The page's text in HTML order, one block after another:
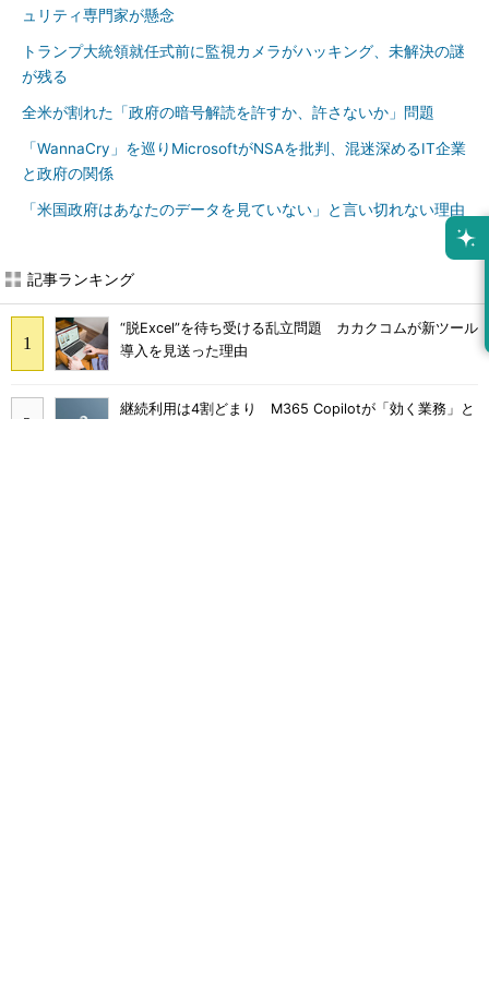
ュリティ専門家が懸念
トランプ大統領就任式前に監視カメラがハッキング、未解決の謎
が残る
全米が割れた「政府の暗号解読を許すか、許さないか」問題
「WannaCry」を巡りMicrosoftがNSAを批判、混迷深めるIT企業
と政府の関係
「米国政府はあなたのデータを見ていない」と言い切れない理由
記事ランキング
“脱Excel”を待ち受ける乱立問題 カカクコムが新ツール
導入を見送った理由
継続利用は4割どまり M365 Copilotが「効く業務」と